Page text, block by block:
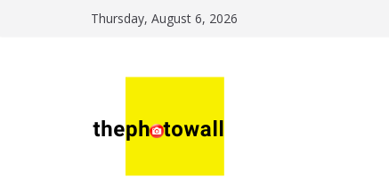
Thursday, August 6, 2026